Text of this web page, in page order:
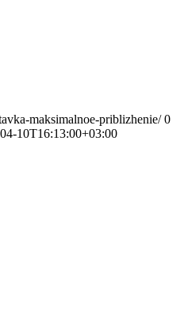
maksimalnoe-priblizhenie/ 0
10T16:13:00+03:00